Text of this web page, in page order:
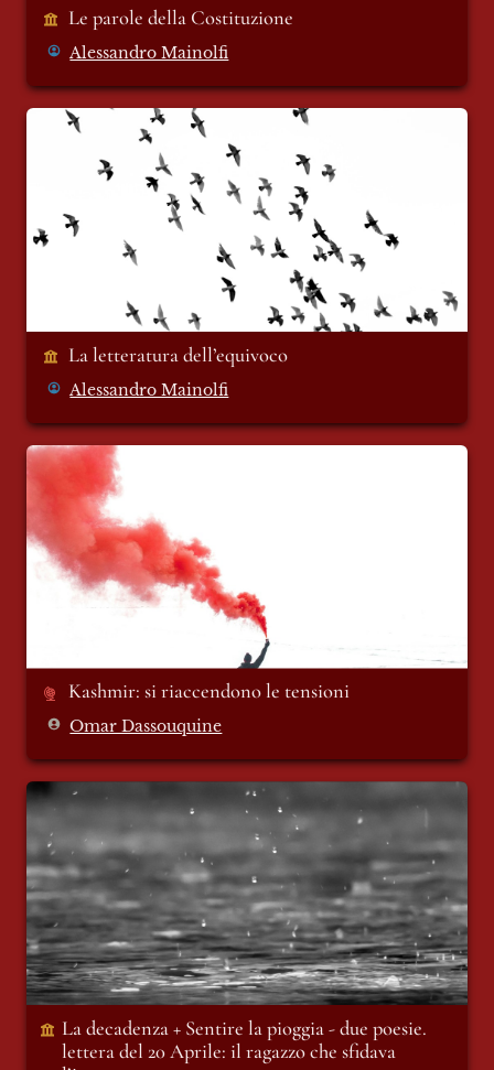
Le parole della Costituzione
Alessandro Mainolfi
La letteratura dell’equivoco
La letteratura dell’equivoco
Alessandro Mainolfi
Kashmir: si riaccendono le tensioni
Kashmir: si riaccendono le tensioni
Omar Dassouquine
La decadenza + Sentire la pioggia - due
poesie. lettera del 20 Aprile: il ragazzo che
sfidava l’ignoto
La decadenza + Sentire la pioggia - due poesie.
lettera del 20 Aprile: il ragazzo che sfidava